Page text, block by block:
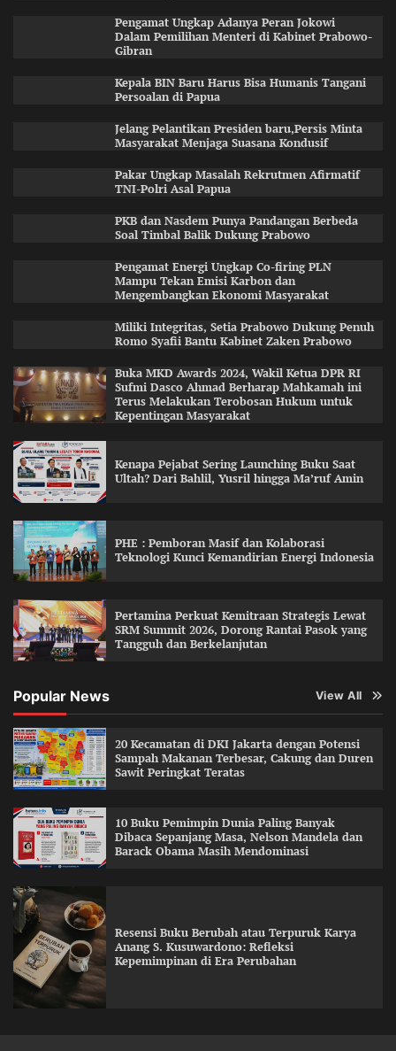
Pengamat Ungkap Adanya Peran Jokowi
Dalam Pemilihan Menteri di Kabinet Prabowo-
Gibran
Kepala BIN Baru Harus Bisa Humanis Tangani
Persoalan di Papua
Jelang Pelantikan Presiden baru,Persis Minta
Masyarakat Menjaga Suasana Kondusif
Pakar Ungkap Masalah Rekrutmen Afirmatif
TNI-Polri Asal Papua
PKB dan Nasdem Punya Pandangan Berbeda
Soal Timbal Balik Dukung Prabowo
Pengamat Energi Ungkap Co-firing PLN
Mampu Tekan Emisi Karbon dan
Mengembangkan Ekonomi Masyarakat
Miliki Integritas, Setia Prabowo Dukung Penuh
Romo Syafii Bantu Kabinet Zaken Prabowo
Buka MKD Awards 2024, Wakil Ketua DPR RI
Sufmi Dasco Ahmad Berharap Mahkamah ini
Terus Melakukan Terobosan Hukum untuk
Kepentingan Masyarakat
Kenapa Pejabat Sering Launching Buku Saat
Ultah? Dari Bahlil, Yusril hingga Ma’ruf Amin
PHE : Pemboran Masif dan Kolaborasi
Teknologi Kunci Kemandirian Energi Indonesia
Pertamina Perkuat Kemitraan Strategis Lewat
SRM Summit 2026, Dorong Rantai Pasok yang
Tangguh dan Berkelanjutan
Popular News View All
20 Kecamatan di DKI Jakarta dengan Potensi
Sampah Makanan Terbesar, Cakung dan Duren
Sawit Peringkat Teratas
10 Buku Pemimpin Dunia Paling Banyak
Dibaca Sepanjang Masa, Nelson Mandela dan
Barack Obama Masih Mendominasi
Resensi Buku Berubah atau Terpuruk Karya
Anang S. Kusuwardono: Refleksi
Kepemimpinan di Era Perubahan